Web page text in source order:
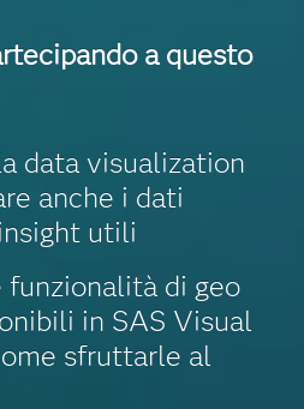
a questo
data visualization
anche i dati
utili
funzionalità di geo
in SAS Visual
sfruttarle al